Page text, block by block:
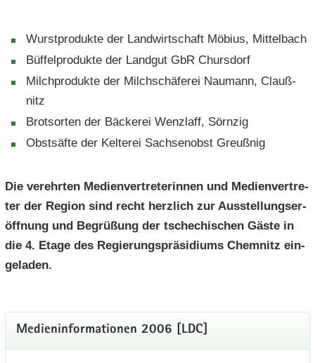
Wurst­pro­duk­te der Land­wirt­schaft Mö­bi­us, Mit­tel­bach
Büf­fel­pro­duk­te der Land­gut GbR Ch­urs­dorf
Milch­pro­duk­te der Milch­schä­fe­rei Nau­mann, Clau­ß­
nitz
Brot­sor­ten der Bä­cke­rei Wenzlaff, Sörn­zig
Obst­säf­te der Kel­te­rei Sach­sen­obst Greuß­nig
Die ver­ehr­ten Me­di­en­ver­tre­te­rin­nen und Me­di­en­ver­tre­
ter der Re­gi­on sind recht herz­lich zur Aus­stel­lungs­er­
öff­nung und Be­grü­ßung der tsche­chi­schen Gäste in
die 4. Etage des Re­gie­rungs­prä­si­di­ums Chem­nitz ein­
ge­la­den.
Me­di­en­in­for­ma­tio­nen 2006 [LDC]